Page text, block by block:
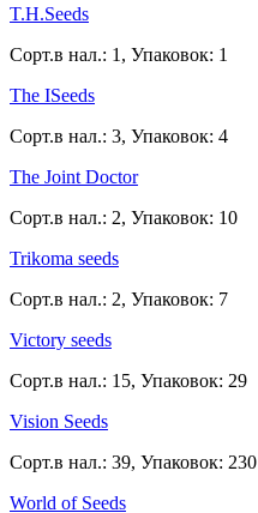
T.H.Seeds
Сорт.в нал.: 1, Упаковок: 1
The ISeeds
Сорт.в нал.: 3, Упаковок: 4
The Joint Doctor
Сорт.в нал.: 2, Упаковок: 10
Trikoma seeds
Сорт.в нал.: 2, Упаковок: 7
Victory seeds
Сорт.в нал.: 15, Упаковок: 29
Vision Seeds
Сорт.в нал.: 39, Упаковок: 230
World of Seeds